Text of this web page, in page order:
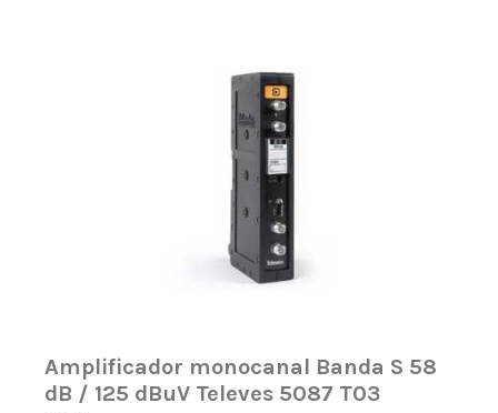
Amplificador monocanal Banda S 58
dB / 125 dBuV Televes 5087 T03